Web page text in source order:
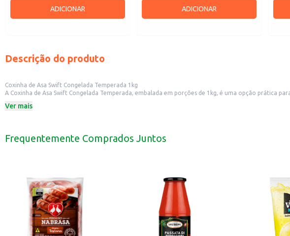
ADICIONAR ADICIONAR
Descrição do produto
Coxinha de Asa Swift Congelada Temperada 1kg
A Coxinha de Asa Swift Congelada Temperada, embalada em porções de 1kg, é uma opção prática
Dicas de Uso:
A Coxinha de Asa Swift Congelada Temperada é uma alternativa versátil e saborosa para diversas
Ver mais
Frequentemente Comprados Juntos